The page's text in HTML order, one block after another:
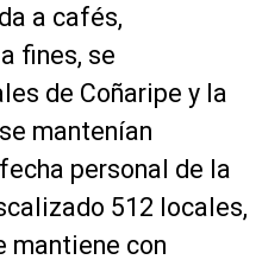
a cafés,
fines, se
de Coñaripe y la
mantenían
personal de la
512 locales,
mantiene con